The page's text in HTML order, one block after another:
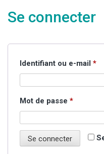
Se connecter
Identifiant ou e-mail *
Mot de passe *
Se connecter